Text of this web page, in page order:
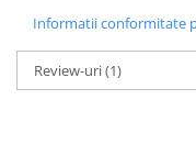
Informatii conformitate
Review-uri(1)